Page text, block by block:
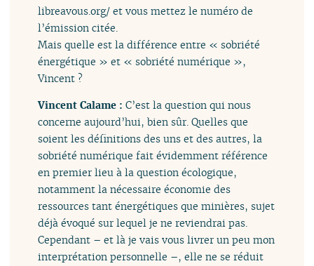
libreavous.org/ et vous mettez le numéro de
l’émission citée.
Mais quelle est la différence entre « sobriété
énergétique » et « sobriété numérique »,
Vincent ?
Vincent Calame :C’est la question qui nous
concerne aujourd’hui, bien sûr. Quelles que
soient les définitions des uns et des autres, la
sobriété numérique fait évidemment référence
en premier lieu à la question écologique,
notamment la nécessaire économie des
ressources tant énergétiques que minières, sujet
déjà évoqué sur lequel je ne reviendrai pas.
Cependant – et là je vais vous livrer un peu mon
interprétation personnelle –, elle ne se réduit